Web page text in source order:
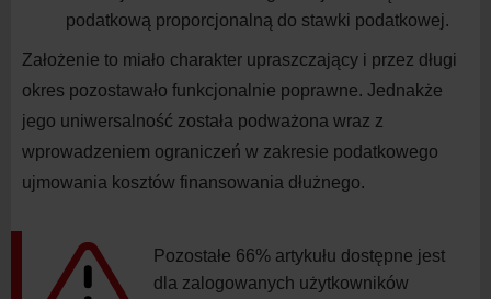
podatkową proporcjonalną do stawki podatkowej.
Założenie to miało charakter upraszczający i przez długi
okres pozostawało funkcjonalnie poprawne. Jednakże
jego uniwersalność została podważona wraz z
wprowadzeniem ograniczeń w zakresie podatkowego
ujmowania kosztów finansowania dłużnego.
Pozostałe 66% artykułu dostępne jest
dla zalogowanych użytkowników